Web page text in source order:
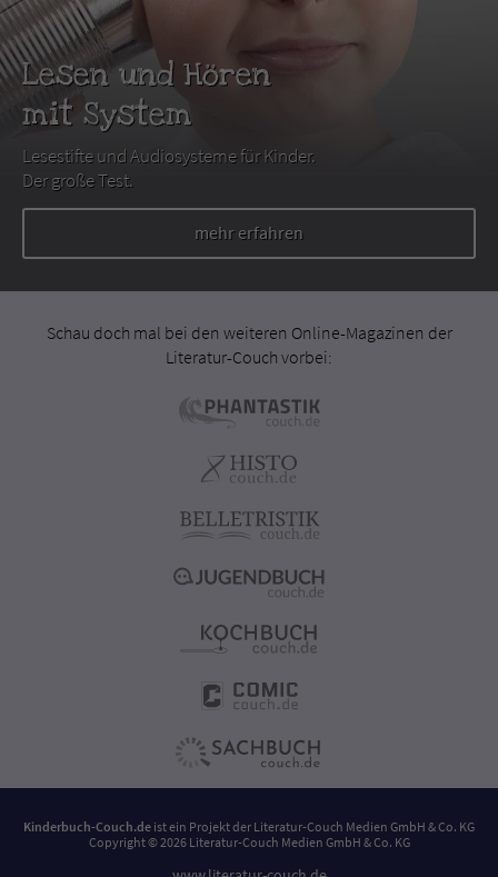
Lesen und Hören
mit System
Lesestifte und Audiosysteme für Kinder.
Der große Test.
mehr erfahren
Schau doch mal bei den weiteren Online-Magazinen der
Literatur-Couch vorbei:
Kinderbuch-Couch.de ist ein Projekt der Literatur-Couch Medien GmbH & Co. KG
Copyright © 2026 Literatur-Couch Medien GmbH & Co. KG